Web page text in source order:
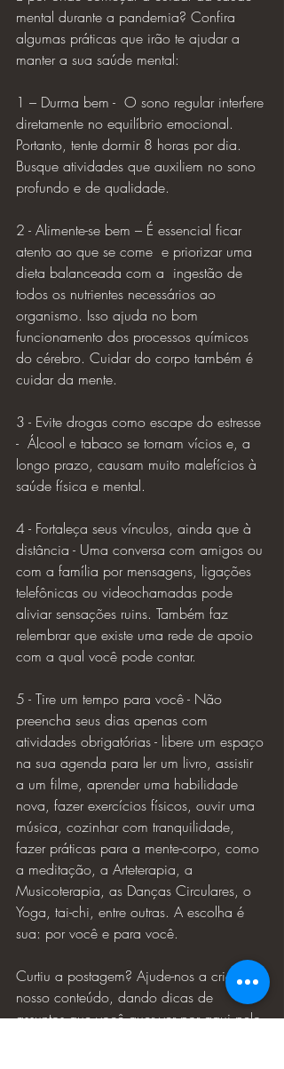
mental durante a pandemia? Confira
algumas práticas que irão te ajudar a
manter a sua saúde mental:
1 – Durma bem -  O sono regular interfere
diretamente no equilíbrio emocional.
Portanto, tente dormir 8 horas por dia.
Busque atividades que auxiliem no sono
profundo e de qualidade.
2 - Alimente-se bem – É essencial ficar
atento ao que se come  e priorizar uma
dieta balanceada com a  ingestão de
todos os nutrientes necessários ao
organismo. Isso ajuda no bom
funcionamento dos processos químicos
do cérebro. Cuidar do corpo também é
cuidar da mente.
3 - Evite drogas como escape do estresse
-  Álcool e tabaco se tornam vícios e, a
longo prazo, causam muito malefícios à
saúde física e mental.
4 - Fortaleça seus vínculos, ainda que à
distância - Uma conversa com amigos ou
com a família por mensagens, ligações
telefônicas ou videochamadas pode
aliviar sensações ruins. Também faz
relembrar que existe uma rede de apoio
com a qual você pode contar.
5 - Tire um tempo para você - Não
preencha seus dias apenas com
atividades obrigatórias - libere um espaço
na sua agenda para ler um livro, assistir
a um filme, aprender uma habilidade
nova, fazer exercícios físicos, ouvir uma
música, cozinhar com tranquilidade,
fazer práticas para a mente-corpo, como
a meditação, a Arteterapia, a
Musicoterapia, as Danças Circulares, o
Yoga, tai-chi, entre outras. A escolha é
sua: por você e para você.
Curtiu a postagem? Ajude-nos a criar
nosso conteúdo, dando dicas de
assuntos que você quer ver por aqui pelo